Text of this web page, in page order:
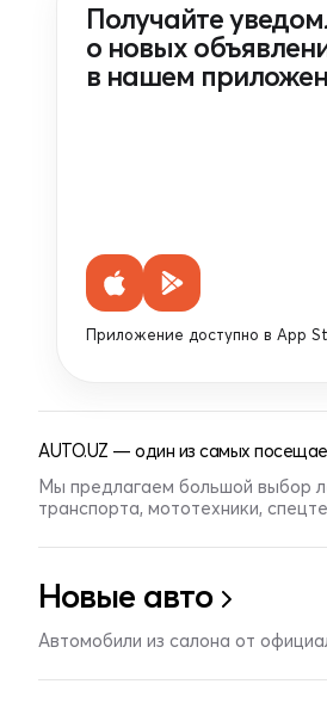
Получайте
о новых
в нашем
Приложение доступно в App
AUTO.UZ — один из самых
Мы предлагаем большой выбор
транспорта, мототехники,
Новые авто
Автомобили из салона от